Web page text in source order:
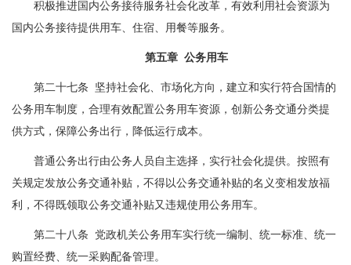
积极推进国内公务接待服务社会化改革，有效利用社会资源为
国内公务接待提供用车、住宿、用餐等服务。
第五章 公务用车
第二十七条 坚持社会化、市场化方向，建立和实行符合国情的
公务用车制度，合理有效配置公务用车资源，创新公务交通分类提
供方式，保障公务出行，降低运行成本。
普通公务出行由公务人员自主选择，实行社会化提供。按照有
关规定发放公务交通补贴，不得以公务交通补贴的名义变相发放福
利，不得既领取公务交通补贴又违规使用公务用车。
第二十八条 党政机关公务用车实行统一编制、统一标准、统一
购置经费、统一采购配备管理。